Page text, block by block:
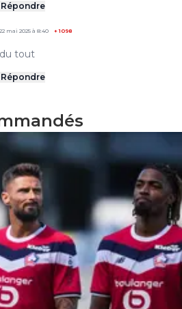
Répondre
22 mai 2025 à 8:40 +1098
tout
Répondre